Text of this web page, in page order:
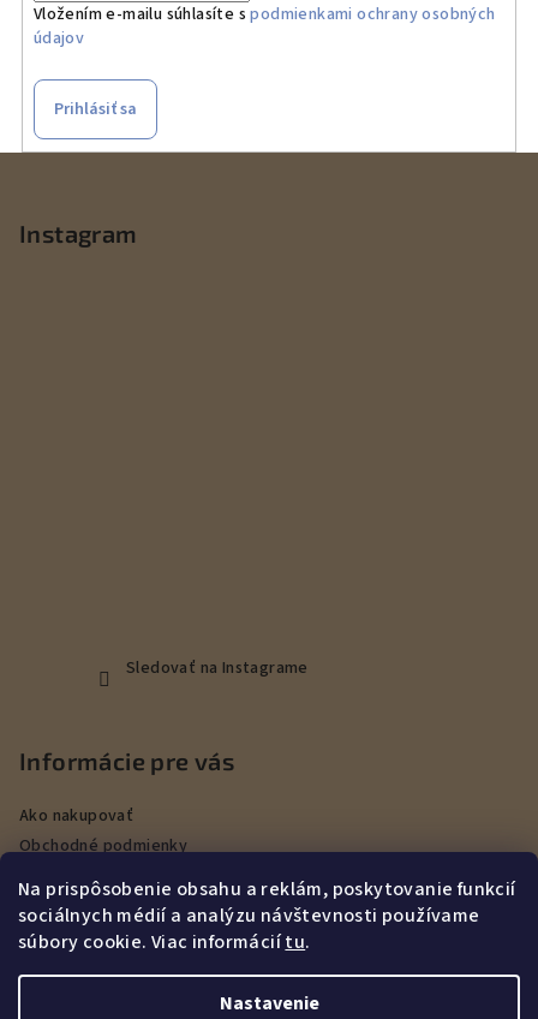
Na prispôsobenie obsahu a reklám, poskytovanie funkcií
sociálnych médií a analýzu návštevnosti používame
súbory cookie. Viac informáciítu.
Nastavenie
Vložením e-mailu súhlasíte spodmienkami ochrany osobných
údajov
Prihlásiť sa
Instagram
Sledovať na Instagrame
Informácie pre vás
Ako nakupovať
Obchodné podmienky
Podmienky ochrany osobných údajov
Veľkoobchod
Kontakty